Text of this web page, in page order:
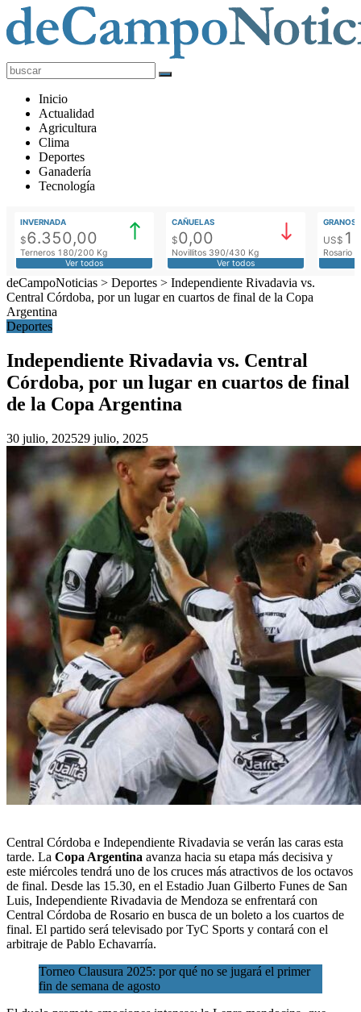
deCampoNoticias
Actualidad
Agropecuaria
Inicio
Actualidad
Agricultura
Clima
Deportes
Ganadería
Tecnología
INVERNADA
$6.350,00
Terneros 180/200 Kg
Ver todos
CAÑUELAS
$0,00
Novillitos 390/430 Kg
Ver todos
GRANOS
US$
Rosario
deCampoNoticias > Deportes > Independiente Rivadavia vs.
Central Córdoba, por un lugar en cuartos de final de la Copa
Argentina
Deportes
Independiente Rivadavia vs. Central
Córdoba, por un lugar en cuartos de final
de la Copa Argentina
30 julio, 202529 julio, 2025
Central Córdoba e Independiente Rivadavia se verán las caras esta
tarde. La Copa Argentina avanza hacia su etapa más decisiva y
este miércoles tendrá uno de los cruces más atractivos de los octavos
de final. Desde las 15.30, en el Estadio Juan Gilberto Funes de San
Luis, Independiente Rivadavia de Mendoza se enfrentará con
Central Córdoba de Rosario en busca de un boleto a los cuartos de
final. El partido será televisado por TyC Sports y contará con el
arbitraje de Pablo Echavarría.
Torneo Clausura 2025: por qué no se jugará el primer
fin de semana de agosto